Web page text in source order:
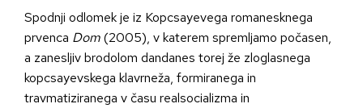
Spodnji odlomek je iz Kopcsayevega romanesknega
prvenca Dom(2005), v katerem spremljamo počasen,
a zanesljiv brodolom dandanes torej že zloglasnega
kopcsayevskega klavrneža, formiranega in
travmatiziranega v času realsocializma in